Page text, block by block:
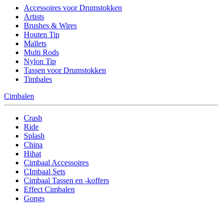
Accessoires voor Drumstokken
Artists
Brushes & Wires
Houten Tip
Mallets
Multi Rods
Nylon Tip
Tassen voor Drumstokken
Timbales
Cimbalen
Crash
Ride
Splash
China
Hihat
Cimbaal Accessoires
CImbaal Sets
Cimbaal Tassen en -koffers
Effect Cimbalen
Gongs